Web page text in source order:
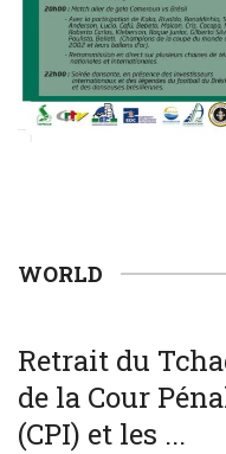
WORLD
Retrait du
de la Cour
(CPI) et les ...